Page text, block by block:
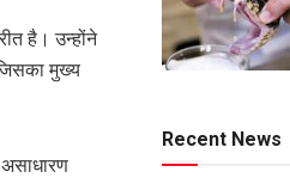
है। उन्होंने
मुख्य
Recent News